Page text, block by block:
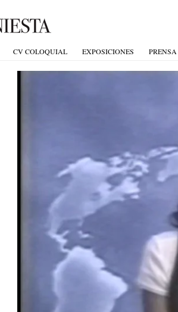
CV COLOQUIAL EXPOSICIONES PRENSA